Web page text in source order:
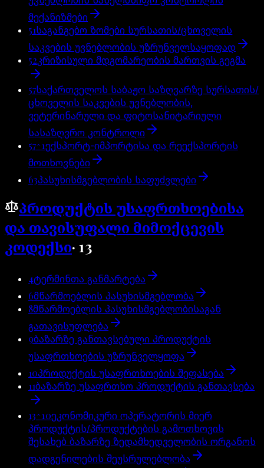
მექანიზმები
51საგანგებო ზომები სურსათის/ცხოველის
საკვების უვნებლობის უზრუნველსაყოფად
52კრიზისული მდგომარეობის მართვის გეგმა
57საქართველოს საბაჟო საზღვარზე სურსათის/
ცხოველის საკვების უვნებლობის,
ვეტერინარული და ფიტოსანიტარიული
სასაზღვრო კონტროლი
57^1ექსპორტ-იმპორტისა და რეექსპორტის
მოთხოვნები
63პასუხისმგებლობის საფუძვლები
პროდუქტის უსაფრთხოებისა
და თავისუფალი მიმოქცევის
კოდექსი·13
4ტერმინთა განმარტება
6მწარმოებლის პასუხისმგებლობა
8მწარმოებლის პასუხისმგებლობისაგან
გათავისუფლება
9ბაზარზე განთავსებული პროდუქტის
უსაფრთხოების უზრუნველყოფა
10პროდუქტის უსაფრთხოების შეფასება
11ბაზარზე უსაფრთხო პროდუქტის განთავსება
13^10ეკონომიკური ოპერატორის მიერ
პროდუქტის/პროდუქტების გამოთხოვის
შესახებ ბაზარზე ზედამხედველობის ორგანოს
დადგენილების შეუსრულებლობა